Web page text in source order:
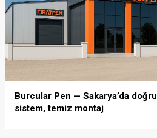
Burcular Pen — Sakarya’da doğru
sistem, temiz montaj